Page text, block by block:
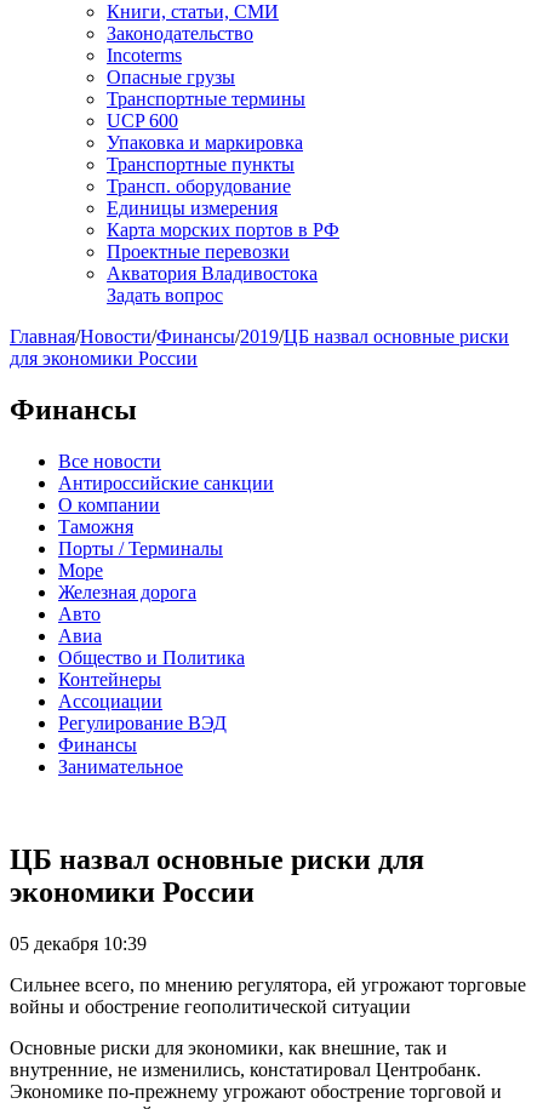
Книги, статьи, СМИ
Законодательство
Incoterms
Опасные грузы
Транспортные термины
UCP 600
Упаковка и маркировка
Транспортные пункты
Трансп. оборудование
Единицы измерения
Карта морских портов в РФ
Проектные перевозки
Акватория Владивостока
Задать вопрос
Главная/Новости/Финансы/2019/ЦБ назвал основные риски
для экономики России
Финансы
Все новости
Антироссийские санкции
О компании
Таможня
Порты / Терминалы
Море
Железная дорога
Авто
Авиа
Общество и Политика
Контейнеры
Ассоциации
Регулирование ВЭД
Финансы
Занимательное
ЦБ назвал основные риски для
экономики России
05 декабря 10:39
Сильнее всего, по мнению регулятора, ей угрожают торговые
войны и обострение геополитической ситуации
Основные риски для экономики, как внешние, так и
внутренние, не изменились, констатировал Центробанк.
Экономике по-прежнему угрожают обострение торговой и